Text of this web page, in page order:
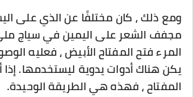
ومع ذلك ، كان مختلفًا عن الذي على
مجفف الشعر على اليمين في سياج مليء
المرء فتح المفتاح الأبيض ، فعليه
يكن هناك أدوات يدوية ليستخدمها.
المفتاح ، فهذه هي الطريقة الوحيدة.